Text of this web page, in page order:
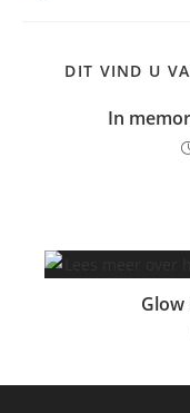
DIT VIND U
In